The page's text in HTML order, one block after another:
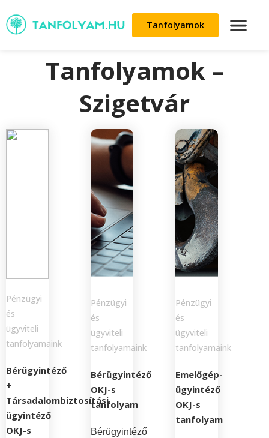
Tanfolyamok
Tanfolyamok –
Szigetvár
Pénzügyi
és
ügyviteli
tanfolyamaink
Bérügyintéző
+
Társadalombiztosítási
ügyintéző
OKJ-s
Pénzügyi
és
ügyviteli
tanfolyamaink
Bérügyintéző
OKJ-s
tanfolyam
Bérügyintéző
Pénzügyi
és
ügyviteli
tanfolyamaink
Emelőgép-
ügyintéző
OKJ-s
tanfolyam